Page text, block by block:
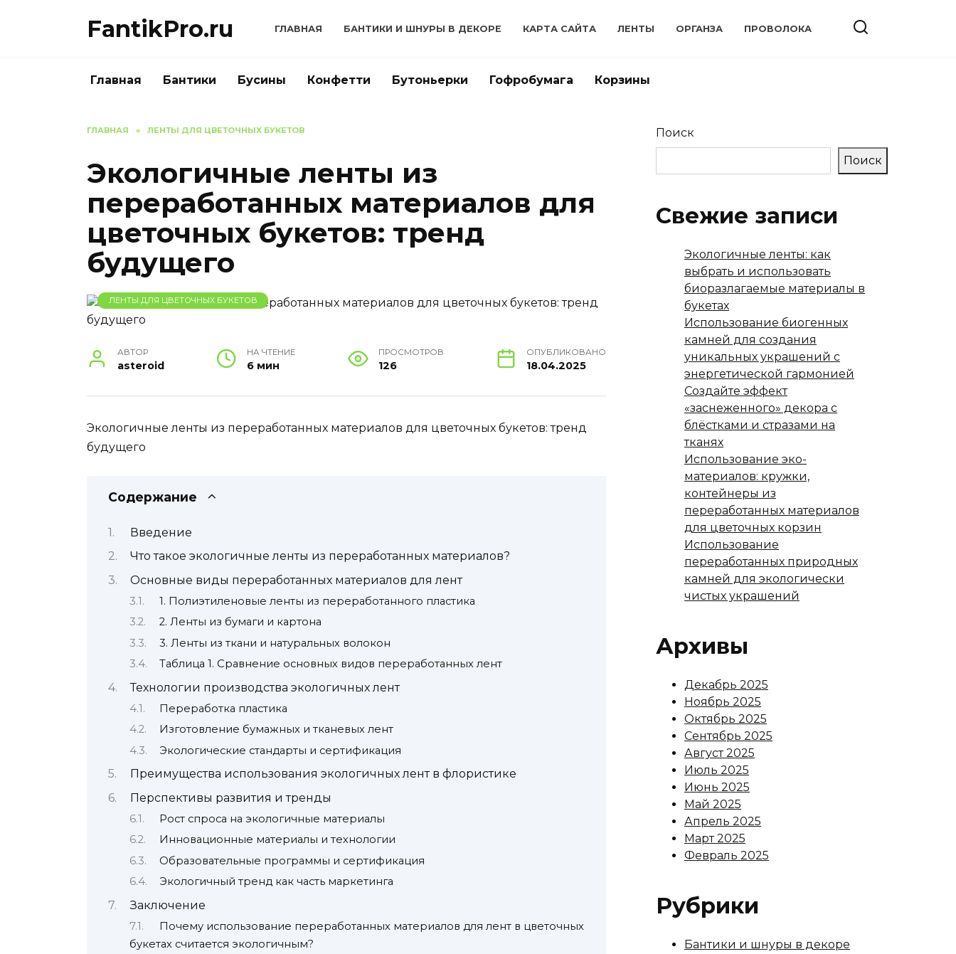
FantikPro.ru ГЛАВНАЯ БАНТИКИ И ШНУРЫ В ДЕКОРЕ КАРТА САЙТА ЛЕНТЫ ОРГАНЗА ПРОВОЛОКА
Главная Бантики Бусины Конфетти Бутоньерки Гофробумага Корзины
ГЛАВНАЯ » ЛЕНТЫ ДЛЯ ЦВЕТОЧНЫХ БУКЕТОВ
Экологичные ленты из
переработанных материалов для
цветочных букетов: тренд
будущего
ЛЕНТЫ ДЛЯ ЦВЕТОЧНЫХ БУКЕТОВ
АВТОР
asteroid
НА ЧТЕНИЕ
6 мин
ПРОСМОТРОВ
126
ОПУБЛИКОВАНО
18.04.2025
Экологичные ленты из переработанных материалов для цветочных букетов: тренд
будущего
Содержание
Введение
Что такое экологичные ленты из переработанных материалов?
Основные виды переработанных материалов для лент
1. Полиэтиленовые ленты из переработанного пластика
2. Ленты из бумаги и картона
3. Ленты из ткани и натуральных волокон
Таблица 1. Сравнение основных видов переработанных лент
Технологии производства экологичных лент
Переработка пластика
Изготовление бумажных и тканевых лент
Экологические стандарты и сертификация
Преимущества использования экологичных лент в флористике
Перспективы развития и тренды
Рост спроса на экологичные материалы
Инновационные материалы и технологии
Образовательные программы и сертификация
Экологичный тренд как часть маркетинга
Заключение
Почему использование переработанных материалов для лент в цветочных
букетах считается экологичным?
Поиск
Поиск
Свежие записи
Экологичные ленты: как
выбрать и использовать
биоразлагаемые материалы в
букетах
Использование биогенных
камней для создания
уникальных украшений с
энергетической гармонией
Создайте эффект
«заснеженного» декора с
блёстками и стразами на
тканях
Использование эко-
материалов: кружки,
контейнеры из
переработанных материалов
для цветочных корзин
Использование
переработанных природных
камней для экологически
чистых украшений
Архивы
Декабрь 2025
Ноябрь 2025
Октябрь 2025
Сентябрь 2025
Август 2025
Июль 2025
Июнь 2025
Май 2025
Апрель 2025
Март 2025
Февраль 2025
Рубрики
Бантики и шнуры в декоре